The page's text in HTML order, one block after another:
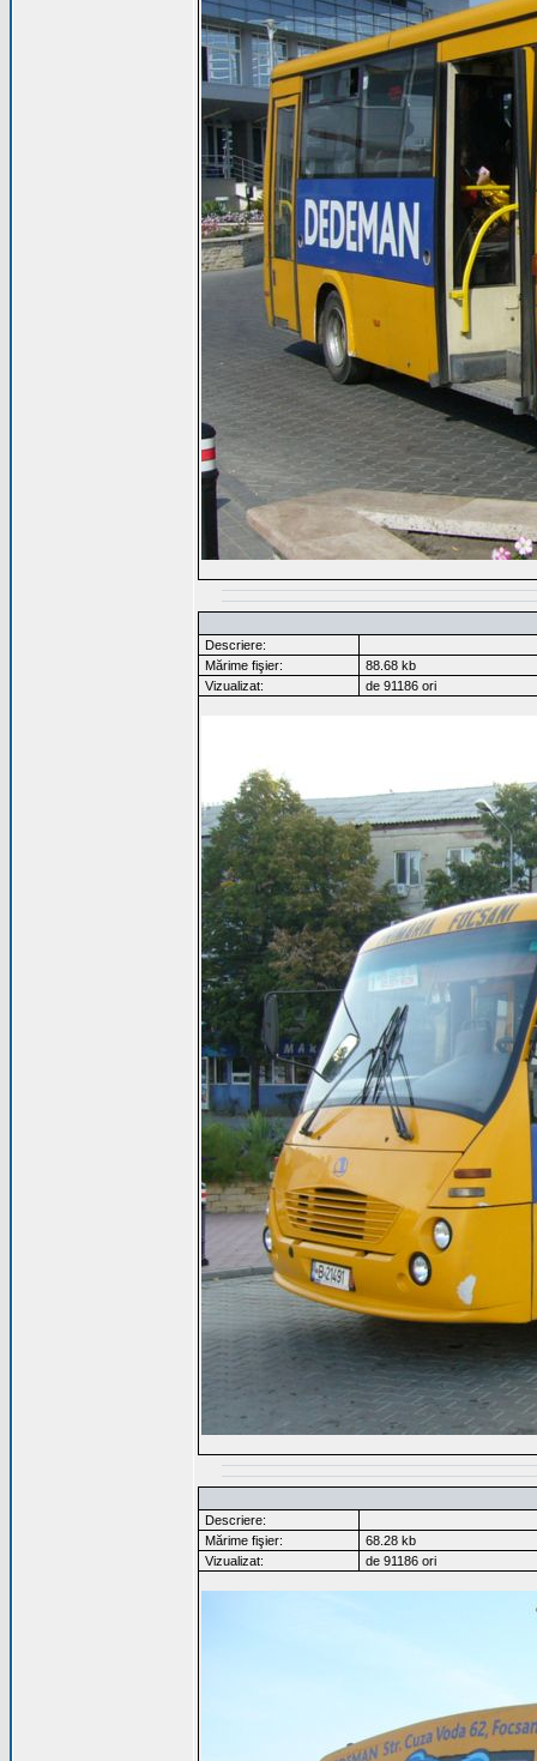
Descriere:
Mărime fişier:
88.68 kb
Vizualizat:
de 91186 ori
Descriere:
Mărime fişier:
68.28 kb
Vizualizat:
de 91186 ori